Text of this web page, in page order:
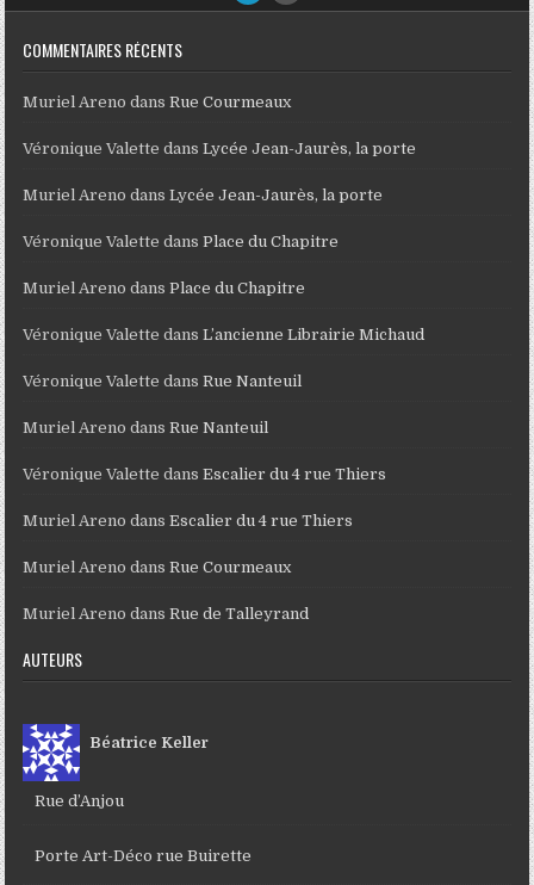
COMMENTAIRES RÉCENTS
Muriel Areno dansRue Courmeaux
Véronique Valette dansLycée Jean-Jaurès, la porte
Muriel Areno dansLycée Jean-Jaurès, la porte
Véronique Valette dansPlace du Chapitre
Muriel Areno dansPlace du Chapitre
Véronique Valette dansL’ancienne Librairie Michaud
Véronique Valette dansRue Nanteuil
Muriel Areno dansRue Nanteuil
Véronique Valette dansEscalier du 4 rue Thiers
Muriel Areno dansEscalier du 4 rue Thiers
Muriel Areno dansRue Courmeaux
Muriel Areno dansRue de Talleyrand
AUTEURS
Béatrice Keller
Rue d’Anjou
Porte Art-Déco rue Buirette